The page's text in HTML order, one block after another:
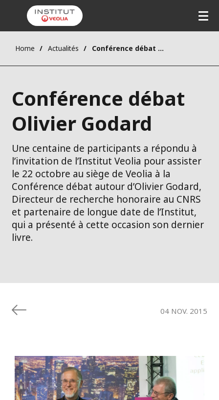
Home Actualités Conférence débat Olivier Godard
Conférence débat
Olivier Godard
Une centaine de participants a répondu à
l’invitation de l’Institut Veolia pour assister
le 22 octobre au siège de Veolia à la
Conférence débat autour d’Olivier Godard,
Directeur de recherche honoraire au CNRS
et partenaire de longue date de l’Institut,
qui a présenté à cette occasion son dernier
livre.
04 NOV. 2015